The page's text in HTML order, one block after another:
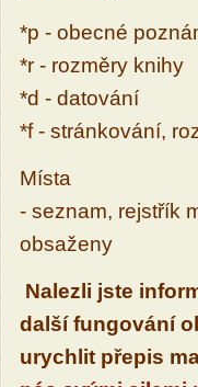
*p - obecné
*r - rozměry knihy
*d - datování
*f - stránkování,
Místa
- seznam, rejstřík
obsaženy
Nalezli jste
další fungování
urychlit přepis